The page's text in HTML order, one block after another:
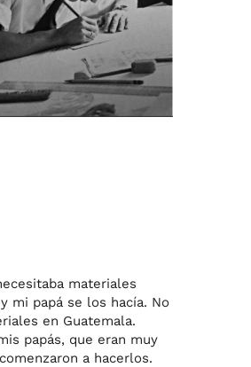
materiales
mi papá se los hacía. No
en Guatemala.
papás, que eran muy
a hacerlos.